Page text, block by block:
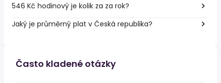
546 Kč hodinový je kolik za za rok?
Jaký je průměrný plat v Česká republika?
Často kladené otázky